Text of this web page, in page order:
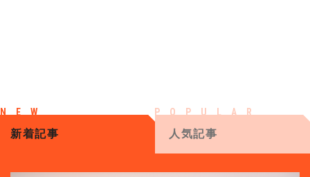
新着記事 人気記事